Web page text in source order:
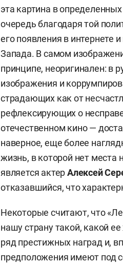
эта картина в
очередь благодаря той
его появления в интернете
Запада. В самом
принципе, неоригинален: в
изображения и
страдающих как от
рефлексирующих о
отечественном кино —
наверное, еще более
жизнь, в которой нет места
является актерАлексей
отказавшийся, что
Некоторые считают, что
нашу страну такой, какой
ряд престижных наград и,
предположения имеют под